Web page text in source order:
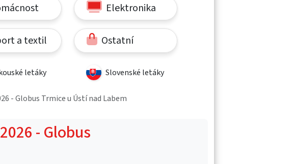
Elektronika
a textil Ostatní
letáky Slovenské letáky
- Globus Trmice u Ústí nad Labem
- Globus